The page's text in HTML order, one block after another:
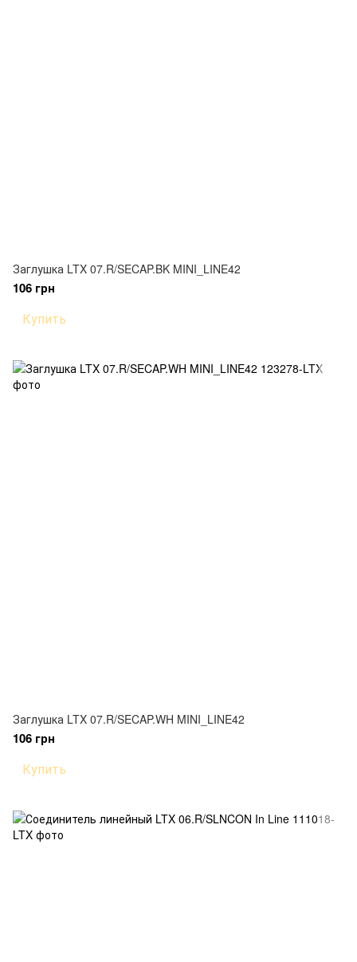
Заглушка LTX 07.R/SECAP.BK MINI_LINE42
106 грн
Купить
Заглушка LTX 07.R/SECAP.WH MINI_LINE42
106 грн
Купить